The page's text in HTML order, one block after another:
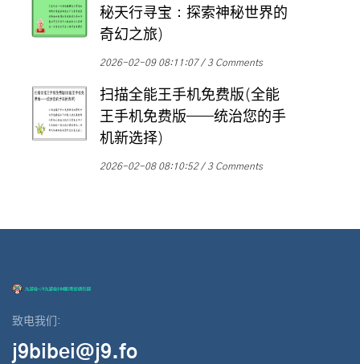
秘天行寻宝：探索神秘世界的
奇幻之旅)
2026-02-09 08:11:07 3 Comments
扫描全能王手机免费版(全能
王手机免费版——统治您的手
机新选择)
2026-02-08 08:10:52 3 Comments
致电我们:
j9bibei@j9.fo